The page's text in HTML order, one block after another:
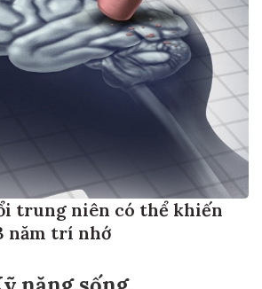
trung niên có thể khiến
năm trí nhớ